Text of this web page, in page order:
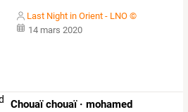
Last Night in Orient - LNO ©
14 mars 2020
Chouaï chouaï · mohamed